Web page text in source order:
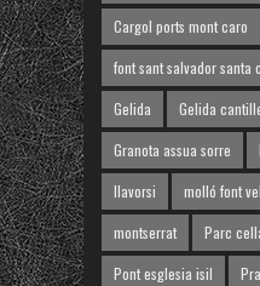
Cargol ports mont caro
font sant salvador santa
Gelida
Gelida
Granota assua sorre
llavorsi
molló font
montserrat
Parc
Pont esglesia isil